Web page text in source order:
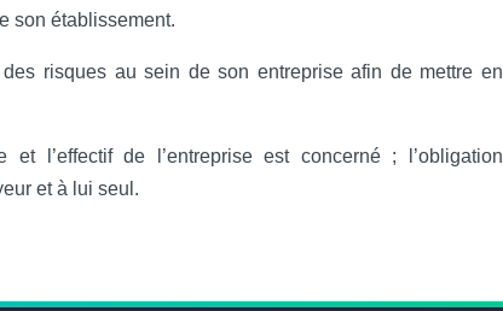
son établissement.
risques au sein de son entreprise afin de mettre en
l’effectif de l’entreprise est concerné ; l’obligation
et à lui seul.